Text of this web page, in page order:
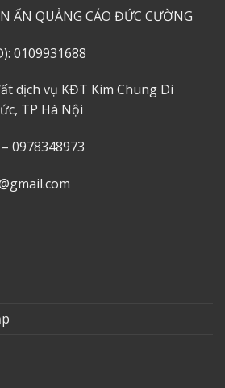
ẤN QUẢNG CÁO ĐỨC CƯỜNG
0109931688
dịch vụ KĐT Kim Chung Di
TP Hà Nội
0978348973